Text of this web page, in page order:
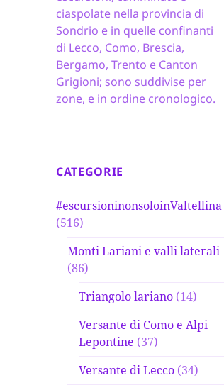
ciaspolate nella provincia di
Sondrio e in quelle confinanti
di Lecco, Como, Brescia,
Bergamo, Trento e Canton
Grigioni; sono suddivise per
zone, e in ordine cronologico.
CATEGORIE
#escursioninonsoloinValtellina
(516)
Monti Lariani e valli laterali
(86)
Triangolo lariano (14)
Versante di Como e Alpi
Lepontine (37)
Versante di Lecco (34)